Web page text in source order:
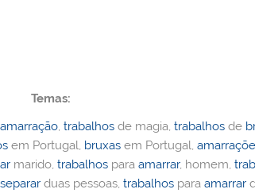
Temas:
amarração,trabalhos de magia,trabalhos de
em Portugal, bruxas em Portugal,
marido,trabalhos paraamarrar, homem,
separar duas pessoas,trabalhos paraamarrar